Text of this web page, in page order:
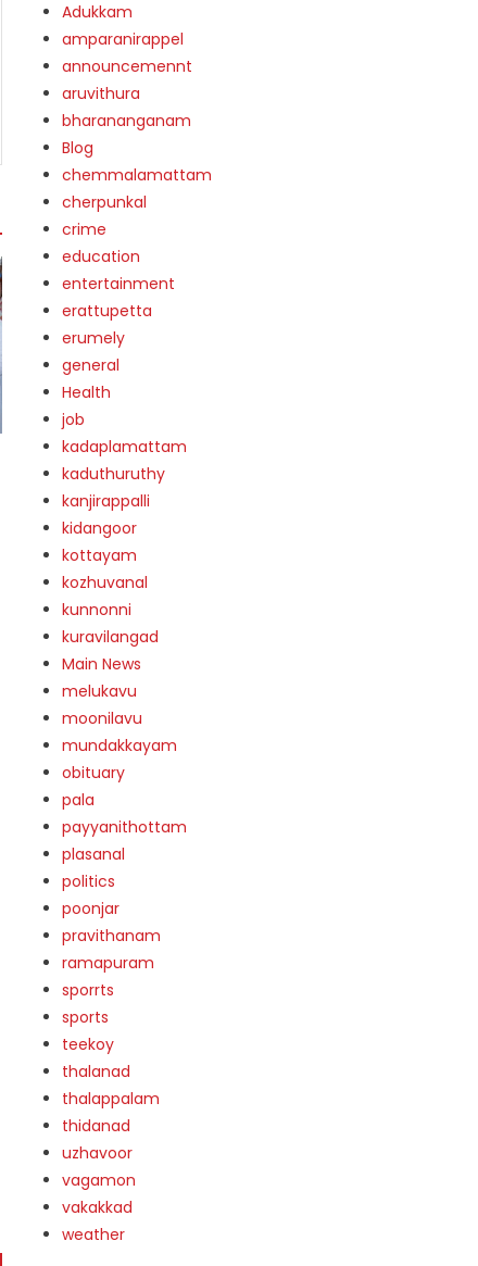
Adukkam
amparanirappel
announcemennt
aruvithura
bharananganam
Blog
chemmalamattam
cherpunkal
crime
education
entertainment
erattupetta
erumely
general
Health
job
kadaplamattam
kaduthuruthy
kanjirappalli
kidangoor
kottayam
kozhuvanal
kunnonni
kuravilangad
Main News
melukavu
moonilavu
mundakkayam
obituary
pala
payyanithottam
plasanal
politics
poonjar
pravithanam
ramapuram
sporrts
sports
teekoy
thalanad
thalappalam
thidanad
uzhavoor
vagamon
vakakkad
weather